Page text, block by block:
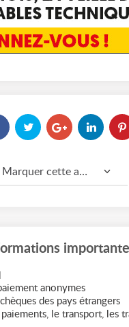
Marquer cette annonce comme...
anonymes
des pays étrangers
le transport, les